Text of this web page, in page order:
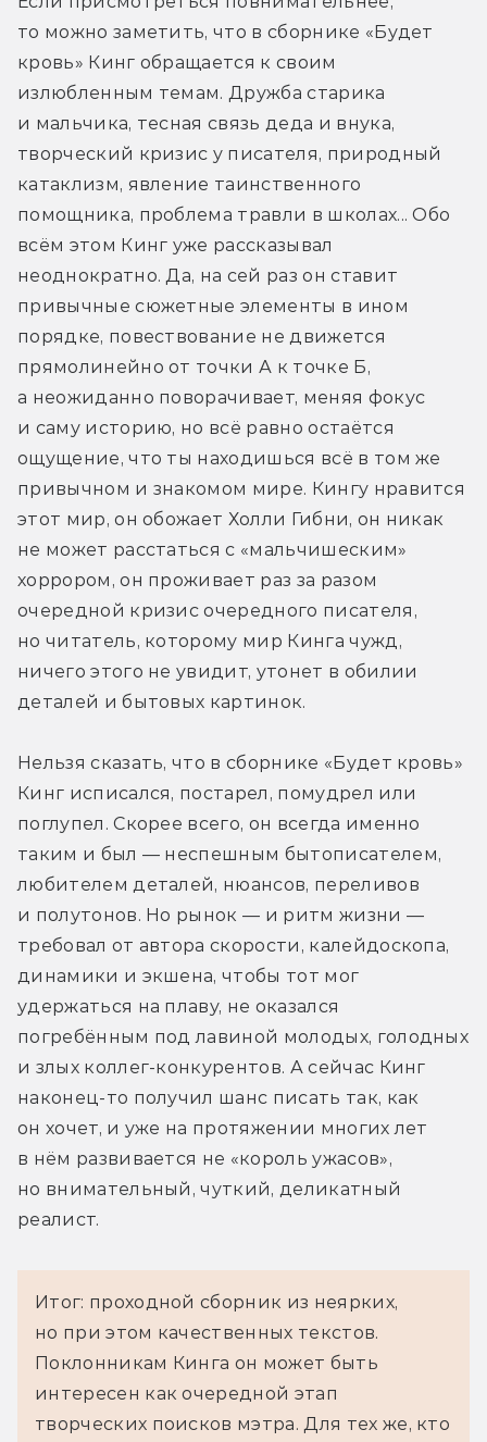
то можно заметить, что в сборнике «Будет
кровь» Кинг обращается к своим
излюбленным темам. Дружба старика
и мальчика, тесная связь деда и внука,
творческий кризис у писателя, природный
катаклизм, явление таинственного
помощника, проблема травли в школах... Обо
всём этом Кинг уже рассказывал
неоднократно. Да, на сей раз он ставит
привычные сюжетные элементы в ином
порядке, повествование не движется
прямолинейно от точки А к точке Б,
а неожиданно поворачивает, меняя фокус
и саму историю, но всё равно остаётся
ощущение, что ты находишься всё в том же
привычном и знакомом мире. Кингу нравится
этот мир, он обожает Холли Гибни, он никак
не может расстаться с «мальчишеским»
хоррором, он проживает раз за разом
очередной кризис очередного писателя,
но читатель, которому мир Кинга чужд,
ничего этого не увидит, утонет в обилии
деталей и бытовых картинок.
Нельзя сказать, что в сборнике «Будет кровь»
Кинг исписался, постарел, помудрел или
поглупел. Скорее всего, он всегда именно
таким и был — неспешным бытописателем,
любителем деталей, нюансов, переливов
и полутонов. Но рынок — и ритм жизни —
требовал от автора скорости, калейдоскопа,
динамики и экшена, чтобы тот мог
удержаться на плаву, не оказался
погребённым под лавиной молодых, голодных
и злых коллег-конкурентов. А сейчас Кинг
наконец-то получил шанс писать так, как
он хочет, и уже на протяжении многих лет
в нём развивается не «король ужасов»,
но внимательный, чуткий, деликатный
реалист.
Итог: проходной сборник из неярких,
но при этом качественных текстов.
Поклонникам Кинга он может быть
интересен как очередной этап
творческих поисков мэтра. Для тех же, кто